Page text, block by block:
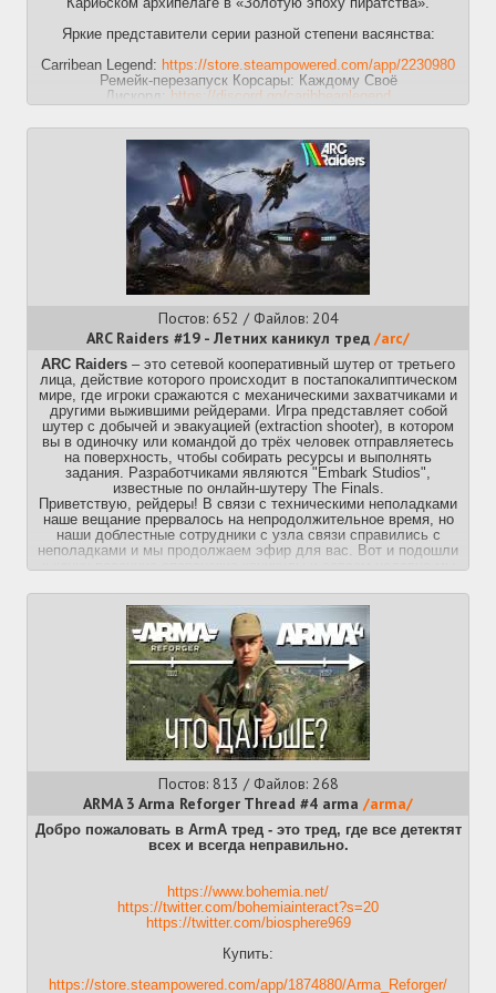
Яркие представители серии разной степени васянства:
Carribean Legend: https://store.steampowered.com/app/2230980
Ремейк-перезапуск Корсары: Каждому Своё
Дискорд: https://discord.gg/caribbeanlegend
Legend
Гайд по скриптам:https://xgm.guru/p/corsairs/articles
Ждём тотальный патч 2.0 и очередное DLC.
Caribbean Legend: Age of Pirates:
https://store.steampowered.com/app/3549020/
Ремейк-перезапуск Корсары: Город Потерянных Кораблей
https://discord.gg/gryphon-ruunt-408714300262449153
Seaward Pirates:
https://vkplay.ru/play/game/seawardpirates
Ремейк Корсары 2 (Пираты Карибского Моря), совмещённый с
аддоном Возвращение Морской Легенды.
Группа ВК:https://vk.com/seawardru
Corsairs Ship Pack: https://corsairshipack.com/
Аддон, основанный на базе игры "Корсары: ГПК - 1.3.2 ATR с
добавлением большего числа кораблей, сюжеток и квестов, с
фиксами багов оригинала (с)
Группа ВК:https://vk.com/corsairs_ship_pack
Прошлый тред идет ко дну тут>>50854658 (OP)
Постов: 652 / Файлов: 204
ARC Raiders #19 - Летних каникул тред /arc/
ARC Raiders – это сетевой кооперативный шутер от третьего
лица, действие которого происходит в постапокалиптическом
мире, где игроки сражаются с механическими захватчиками и
другими выжившими рейдерами. Игра представляет собой
шутер с добычей и эвакуацией (extraction shooter), в котором
вы в одиночку или командой до трёх человек отправляетесь
на поверхность, чтобы собирать ресурсы и выполнять
задания. Разработчиками являются "Embark Studios",
известные по онлайн-шутеру The Finals.
Приветствую, рейдеры! В связи с техническими неполадками
наше вещание прервалось на непродолжительное время, но
наши доблестные сотрудники с узла связи справились с
неполадками и мы продолжаем эфир для вас. Вот и подошли
вызвавшихся для отправления в экспедицию. Теперь остаётся
только ждать вестей от наших героев, не наткнутся ли они на
новые земли, способные принести пользу нашему бравому
Сперанскому обществу.
Успехов в ваших путях, рейдеры, какими бы они не были!
Встретимся на поверхности!
Полезные ссылки:
https://arcraiders.com/en/- официальный сайт;
https://store.steampowered.com/app/1808500/ARC_Raiders/
купить в Steam;
сообщества;
https://topside.tools - зарубежная энциклопедия по игровым
предметам, можно просматриваться компоненты для крафта и
т.д.
https://metaforge.app/arc-raiders - зарубежный сайт с билдами,
райдерскую конфу в Steam.
Прошлый отдыхает тут: >>51001185 (OP)
Постов: 813 / Файлов: 268
ARMA 3 Arma Reforger Thread #4 arma /arma/
Добро пожаловать в ArmA тред - это тред, где все детектят
всех и всегда неправильно.
https://www.bohemia.net/
https://twitter.com/bohemiainteract?s=20
https://twitter.com/biosphere969
Купить:
https://store.steampowered.com/app/1874880/Arma_Reforger/